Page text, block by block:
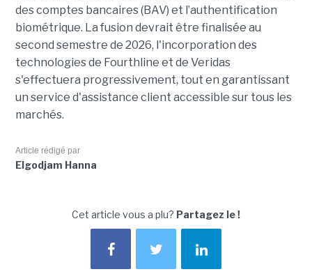
des comptes bancaires (BAV) et l’authentification
biométrique. La fusion devrait être finalisée au
second semestre de 2026, l'incorporation des
technologies de Fourthline et de Veridas
s'effectuera progressivement, tout en garantissant
un service d'assistance client accessible sur tous les
marchés.
Article rédigé par
Elgodjam Hanna
Cet article vous a plu? Partagez le !